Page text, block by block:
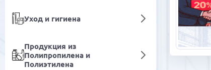
Уход и гигиена
Продукция из
Полипропилена и
Полиэтилена